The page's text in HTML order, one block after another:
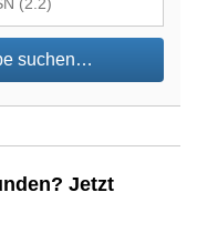
suchen…
Jetzt